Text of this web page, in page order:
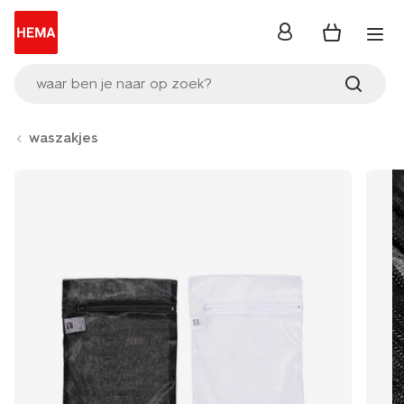
waar ben je naar op zoek?
inloggen
waszakjes